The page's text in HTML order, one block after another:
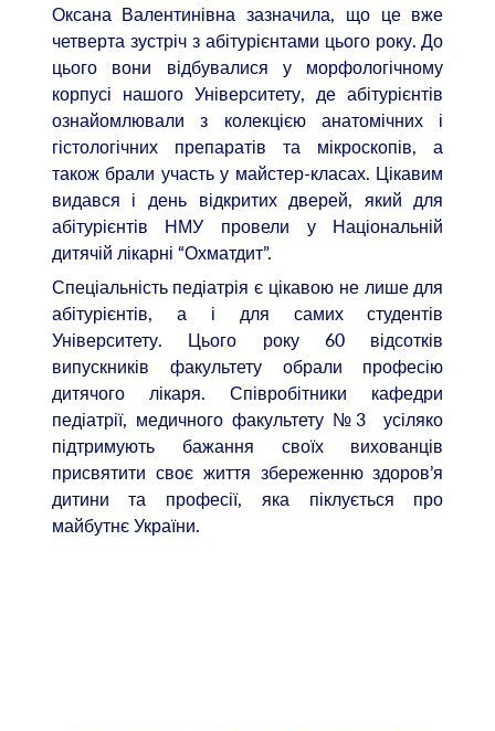
Оксана Валентинівна зазначила, що це вже
четверта зустріч з абітурієнтами цього року. До
цього вони відбувалися у морфологічному
корпусі нашого Університету, де абітурієнтів
ознайомлювали з колекцією анатомічних і
гістологічних препаратів та мікроскопів, а
також брали участь у майстер-класах. Цікавим
видався і день відкритих дверей, який для
абітурієнтів НМУ провели у Національній
дитячій лікарні “Охматдит”.
Спеціальність педіатрія є цікавою не лише для
абітурієнтів, а і для самих студентів
Університету. Цього року 60 відсотків
випускників факультету обрали професію
дитячого лікаря. Співробітники кафедри
педіатрії, медичного факультету №3 усіляко
підтримують бажання своїх вихованців
присвятити своє життя збереженню здоров’я
дитини та професії, яка піклується про
майбутнє України.